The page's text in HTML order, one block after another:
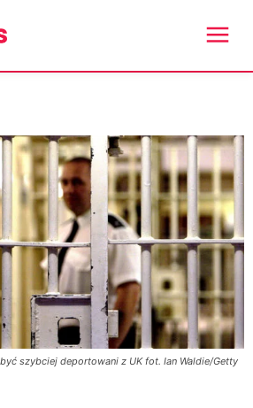
szybciej deportowani z UK fot. Ian Waldie/Getty